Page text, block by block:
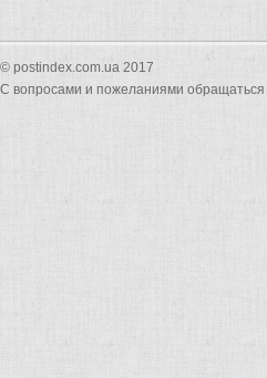
© postindex.com.ua 2017
С вопросами и пожеланиями обращаться